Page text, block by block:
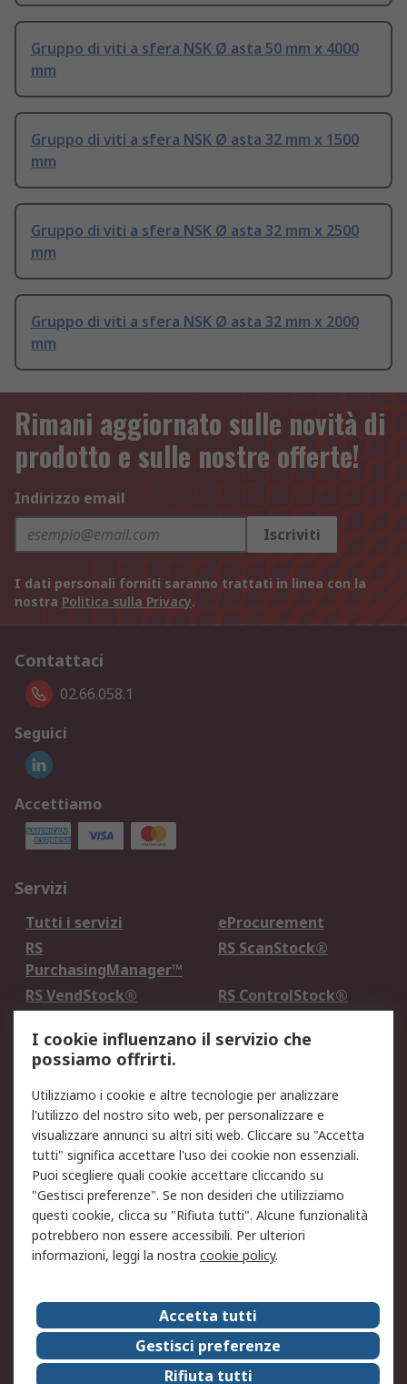
Gruppo di viti a sfera NSK Ø asta 50 mm x 4000
mm
Gruppo di viti a sfera NSK Ø asta 32 mm x 1500
mm
Gruppo di viti a sfera NSK Ø asta 32 mm x 2500
mm
Gruppo di viti a sfera NSK Ø asta 32 mm x 2000
mm
Rimani aggiornato sulle novità di
prodotto e sulle nostre offerte!
Indirizzo email
Iscriviti
I dati personali forniti saranno trattati in linea con la
nostra Politica sulla Privacy.
Contattaci
02.66.058.1
Seguici
Accettiamo
Servizi
Tutti i servizi
eProcurement
RS
PurchasingManager™
RS ScanStock®
RS VendStock®
RS ControlStock®
Legale
Informativa Cookie
Informativa Privacy -
Aggiornata
Email Security
Termini d'uso
Condizioni di vendita
Condizioni generali di
servizio
Etica e responsabilità
Chi Siamo
Chi Siamo
Contattaci
Supporto
ESG
Carriere
RS Group
Press Centre
Discovery: il Blog di RS
I cookie influenzano il servizio che
possiamo offrirti.
Utilizziamo i cookie e altre tecnologie per analizzare
l'utilizzo del nostro sito web, per personalizzare e
visualizzare annunci su altri siti web. Cliccare su "Accetta
tutti" significa accettare l'uso dei cookie non essenziali.
Puoi scegliere quali cookie accettare cliccando su
"Gestisci preferenze". Se non desideri che utilizziamo
questi cookie, clicca su "Rifiuta tutti". Alcune funzionalità
potrebbero non essere accessibili. Per ulteriori
informazioni, leggi la nostra cookie policy.
Accetta tutti
Gestisci preferenze
Rifiuta tutti